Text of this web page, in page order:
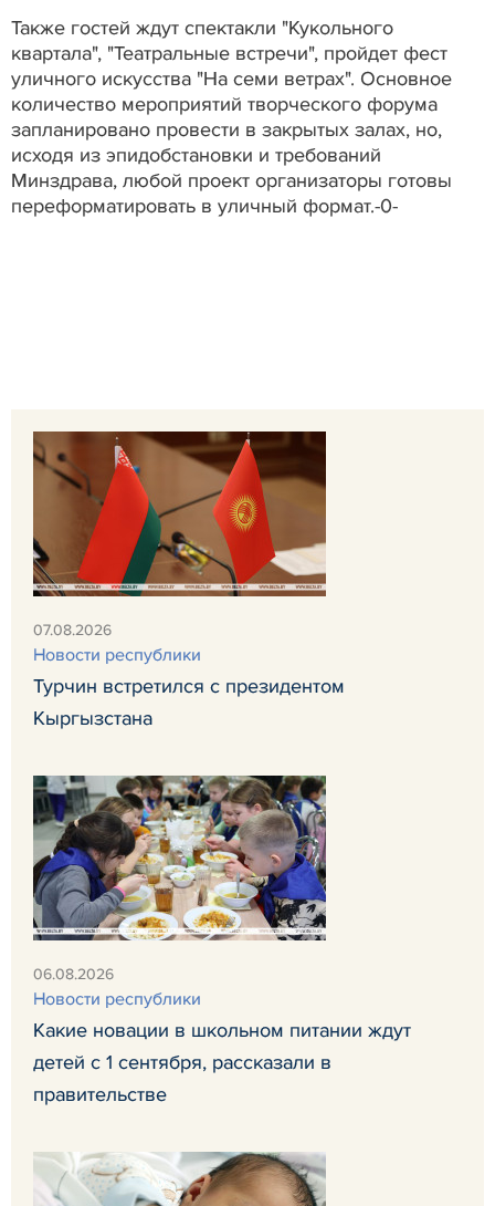
Также гостей ждут спектакли "Кукольного
квартала", "Театральные встречи", пройдет фест
уличного искусства "На семи ветрах". Основное
количество мероприятий творческого форума
запланировано провести в закрытых залах, но,
исходя из эпидобстановки и требований
Минздрава, любой проект организаторы готовы
переформатировать в уличный формат.-0-
07.08.2026
Новости республики
Турчин встретился с президентом
Кыргызстана
06.08.2026
Новости республики
Какие новации в школьном питании ждут
детей с 1 сентября, рассказали в
правительстве